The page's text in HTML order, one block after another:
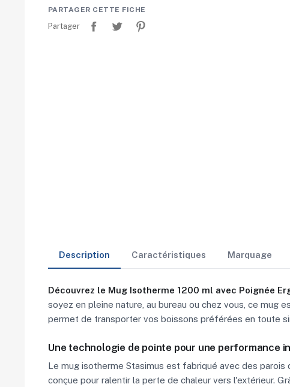
PARTAGER CETTE FICHE
Partager
Description Caractéristiques Marquage
Découvrez le Mug Isotherme 1200 ml avec Poignée
soyez en pleine nature, au bureau ou chez vous, ce
permet de transporter vos boissons préférées en toute
Une technologie de pointe pour une performance
Le mug isotherme Stasimus est fabriqué avec des
conçue pour ralentir la perte de chaleur vers l'extérieur.